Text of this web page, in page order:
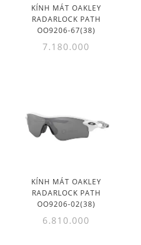
KÍNH MÁT OAKLEY
RADARLOCK PATH
OO9206-67(38)
7.180.000
KÍNH MÁT OAKLEY
RADARLOCK PATH
OO9206-02(38)
6.810.000